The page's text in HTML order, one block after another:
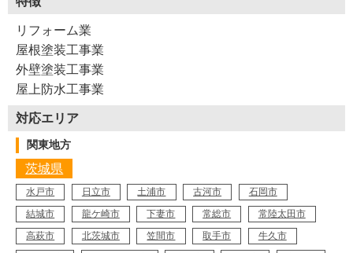
リフォーム業
屋根塗装工事業
外壁塗装工事業
屋上防水工事業
対応エリア
関東地方
茨城県
水戸市 日立市 土浦市 古河市
石岡市
結城市
龍ケ崎市 下妻市 常総市
常陸太田市
高萩市
北茨城市 笠間市 取手市
牛久市